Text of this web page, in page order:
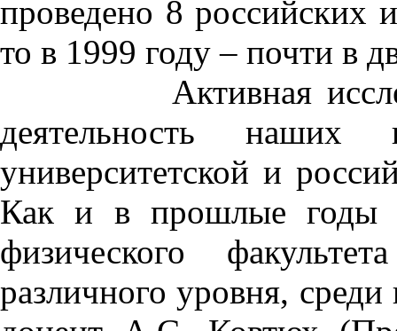
проведено 8 российских
то в 1999 году – почти в
Активная
деятельность наших
университетской и
Как и в прошлые годы
физического
различного уровня,